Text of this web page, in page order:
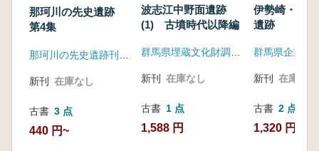
那珂川の先史遺跡
第4集
新刊 在庫なし
古書 3 点
440 円~
波志江中野面遺跡
(1) 古墳時代以降編
群馬県埋蔵文化財調査事業団
新刊 在庫なし
古書 1 点
1,588 円
伊勢崎・東
遺跡
群馬県企業局
新刊 在庫なし
古書 2 点
1,320 円~